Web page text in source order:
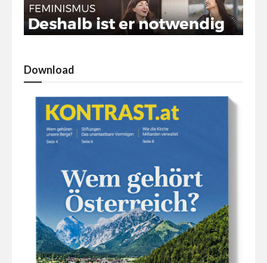
Download